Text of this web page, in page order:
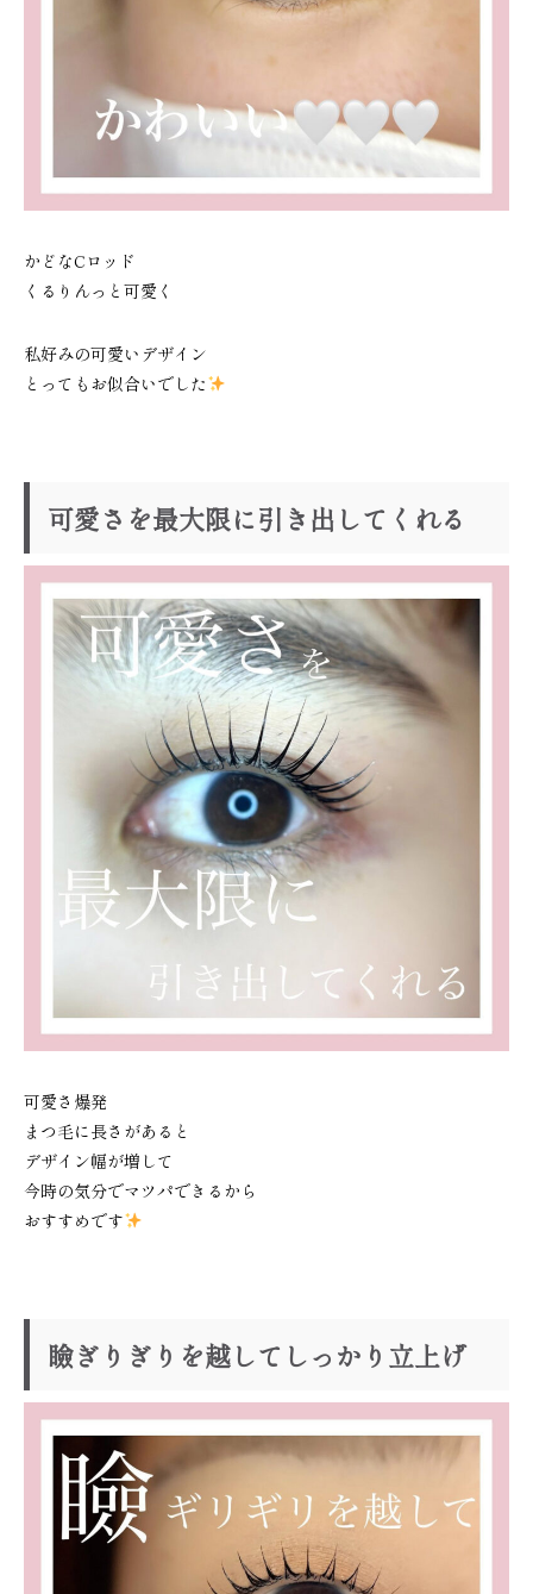
かどなCロッド
くるりんっと可愛く
私好みの可愛いデザイン
とってもお似合いでした
可愛さを最大限に引き出してくれる
可愛さ爆発
まつ毛に長さがあると
デザイン幅が増して
今時の気分でマツパできるから
おすすめです
瞼ぎりぎりを越してしっかり立上げ